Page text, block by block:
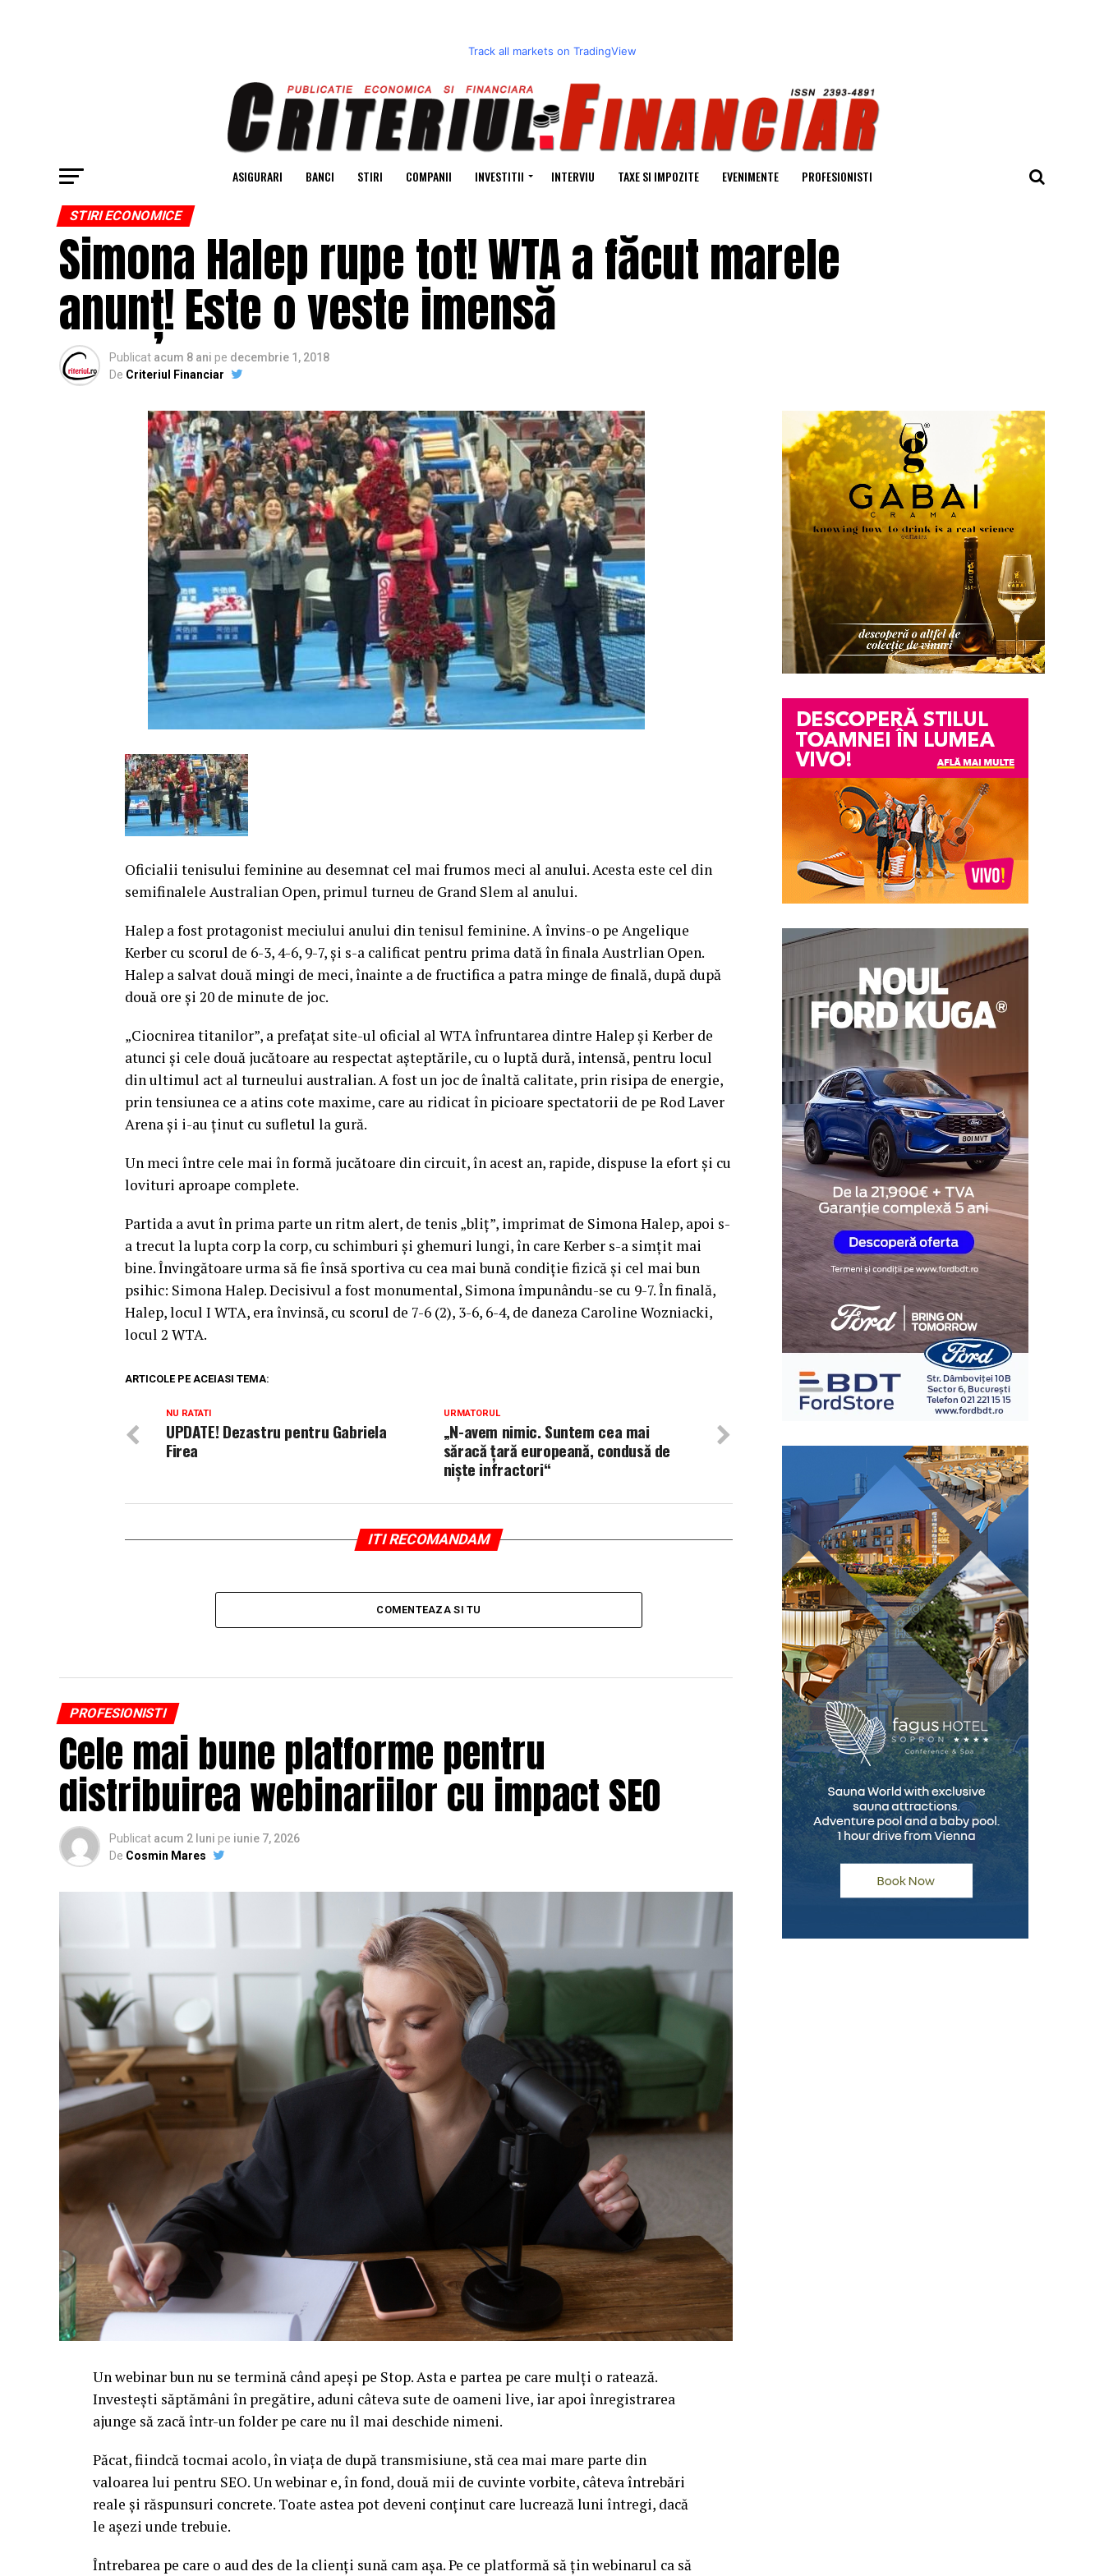
Track all markets on TradingView
ASIGURARI BANCI STIRI COMPANII INVESTITII INTERVIU TAXE SI IMPOZITE EVENIMENTE PROFESIONISTI
STIRI ECONOMICE
Simona Halep rupe tot! WTA a făcut marele
anunț! Este o veste imensă
Publicat acum 8 ani pe decembrie 1, 2018
De Criteriul Financiar
Oficialii tenisului feminine au desemnat cel mai frumos meci al anului. Acesta este cel din
semifinalele Australian Open, primul turneu de Grand Slem al anului.
Halep a fost protagonist meciului anului din tenisul feminine. A învins-o pe Angelique
Kerber cu scorul de 6-3, 4-6, 9-7, şi s-a calificat pentru prima dată în finala Austrlian Open.
Halep a salvat două mingi de meci, înainte a de fructifica a patra minge de finală, după după
două ore şi 20 de minute de joc.
„Ciocnirea titanilor”, a prefaţat site-ul oficial al WTA înfruntarea dintre Halep şi Kerber de
atunci şi cele două jucătoare au respectat aşteptările, cu o luptă dură, intensă, pentru locul
din ultimul act al turneului australian. A fost un joc de înaltă calitate, prin risipa de energie,
prin tensiunea ce a atins cote maxime, care au ridicat în picioare spectatorii de pe Rod Laver
Arena şi i-au ţinut cu sufletul la gură.
Un meci între cele mai în formă jucătoare din circuit, în acest an, rapide, dispuse la efort şi cu
lovituri aproape complete.
Partida a avut în prima parte un ritm alert, de tenis „bliţ”, imprimat de Simona Halep, apoi s-
a trecut la lupta corp la corp, cu schimburi şi ghemuri lungi, în care Kerber s-a simţit mai
bine. Învingătoare urma să fie însă sportiva cu cea mai bună condiţie fizică şi cel mai bun
psihic: Simona Halep. Decisivul a fost monumental, Simona împunându-se cu 9-7. În finală,
Halep, locul I WTA, era învinsă, cu scorul de 7-6 (2), 3-6, 6-4, de daneza Caroline Wozniacki,
locul 2 WTA.
ARTICOLE PE ACEIASI TEMA:
URMATORUL
„N-avem nimic. Suntem cea mai
săracă ţară europeană, condusă de
nişte infractori“
NU RATATI
UPDATE! Dezastru pentru Gabriela
Firea
ITI RECOMANDAM
COMENTEAZA SI TU
PROFESIONISTI
Cele mai bune platforme pentru
distribuirea webinariilor cu impact SEO
Publicat acum 2 luni pe iunie 7, 2026
De Cosmin Mares
Un webinar bun nu se termină când apeși pe Stop. Asta e partea pe care mulți o ratează.
Investești săptămâni în pregătire, aduni câteva sute de oameni live, iar apoi înregistrarea
ajunge să zacă într-un folder pe care nu îl mai deschide nimeni.
Păcat, fiindcă tocmai acolo, în viața de după transmisiune, stă cea mai mare parte din
valoarea lui pentru SEO. Un webinar e, în fond, două mii de cuvinte vorbite, câteva întrebări
reale și răspunsuri concrete. Toate astea pot deveni conținut care lucrează luni întregi, dacă
le așezi unde trebuie.
Întrebarea pe care o aud des de la clienți sună cam așa. Pe ce platformă să țin webinarul ca să